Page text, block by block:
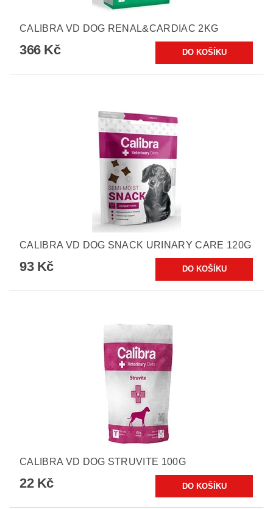
CALIBRA VD DOG RENAL&CARDIAC 2KG
366 Kč
CALIBRA VD DOG SNACK URINARY CARE 120G
93 Kč
CALIBRA VD DOG STRUVITE 100G
22 Kč